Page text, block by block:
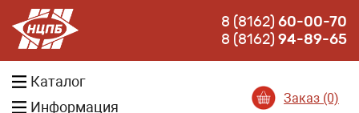
8 (8162)60-00-70
8 (8162)94-89-65
Каталог
Информация
Заказ (0)